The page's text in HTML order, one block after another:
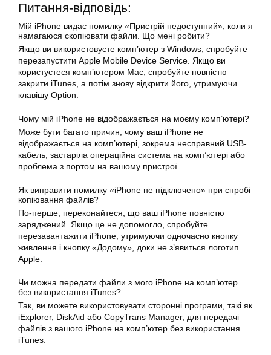
Питання-відповідь:
Мій iPhone видає помилку «Пристрій недоступний», коли я
намагаюся скопіювати файли. Що мені робити?
Якщо ви використовуєте комп’ютер з Windows, спробуйте
перезапустити Apple Mobile Device Service. Якщо ви
користуєтеся комп’ютером Mac, спробуйте повністю
закрити iTunes, а потім знову відкрити його, утримуючи
клавішу Option.
Чому мій iPhone не відображається на моєму комп’ютері?
Може бути багато причин, чому ваш iPhone не
відображається на комп’ютері, зокрема несправний USB-
кабель, застаріла операційна система на комп’ютері або
проблема з портом на вашому пристрої.
Як виправити помилку «iPhone не підключено» при спробі
копіювання файлів?
По-перше, переконайтеся, що ваш iPhone повністю
заряджений. Якщо це не допомогло, спробуйте
перезавантажити iPhone, утримуючи одночасно кнопку
живлення і кнопку «Додому», доки не з’явиться логотип
Apple.
Чи можна передати файли з мого iPhone на комп’ютер
без використання iTunes?
Так, ви можете використовувати сторонні програми, такі як
iExplorer, DiskAid або CopyTrans Manager, для передачі
файлів з вашого iPhone на комп’ютер без використання
iTunes.